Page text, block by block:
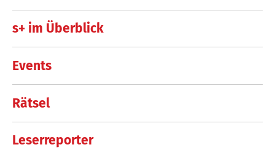
s+ im Überblick
Events
Rätsel
Leserreporter